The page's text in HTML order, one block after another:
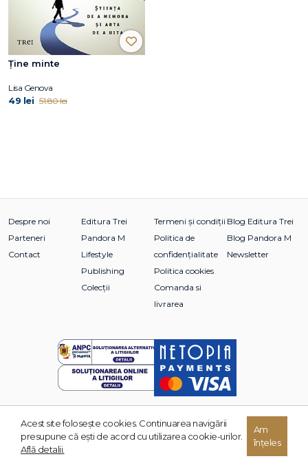
Ține minte
Lisa Genova
49 lei 51.80 lei
Despre noi
Parteneri
Contact
Editura Trei
Pandora M
Lifestyle
Publishing
Colecții
Termeni și condiții
Politica de
confidențialitate
Politica cookies
Comanda si
livrarea
Blog Editura Trei
Blog Pandora M
Newsletter
© 2026 Grupul Editorial TREI. Toate drepturile rezervate.
Acest site foloseşte cookies. Continuarea navigării
presupune că eşti de acord cu utilizarea cookie-urilor.
Află detalii.
Am
înțeles